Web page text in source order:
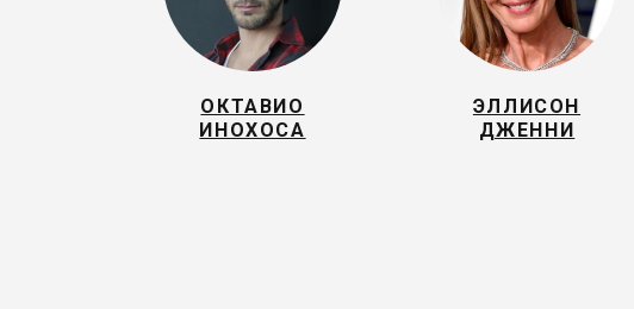
ОКТАВИО
ИНОХОСА
ЭЛЛИСОН
ДЖЕННИ